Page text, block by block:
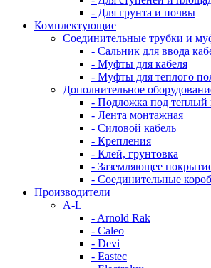
- Для грунта и почвы
Комплектующие
Соединительные трубки и
- Сальник для ввода
- Муфты для кабеля
- Муфты для теплого
Дополнительное
- Подложка под теплый
- Лента монтажная
- Силовой кабель
- Крепления
- Клей, грунтовка
- Заземляющее
- Соединительные
Производители
A-L
- Arnold Rak
- Caleo
- Devi
- Eastec